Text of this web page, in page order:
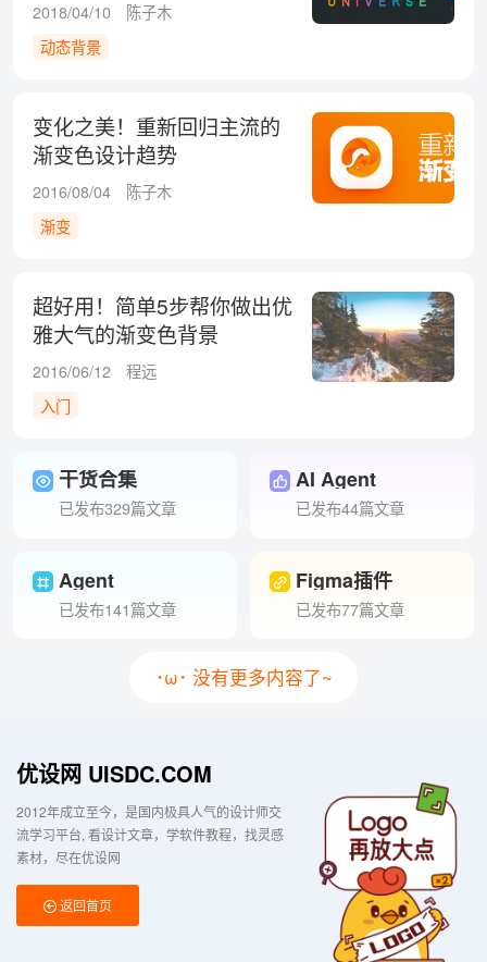
2018/04/10
陈子木
动态背景
变化之美！重新回归主流的
渐变色设计趋势
2016/08/04
陈子木
渐变
超好用！简单5步帮你做出优
雅大气的渐变色背景
2016/06/12
程远
入门
干货合集
已发布329篇文章
AI Agent
已发布44篇文章
Agent
已发布141篇文章
Figma插件
已发布77篇文章
･ω･ 没有更多内容了~
优设网 UISDC.COM
2012年成立至今，是国内极具人气的设计师交
流学习平台 看设计文章，学软件教程，找灵感
素材，尽在优设网
返回首页